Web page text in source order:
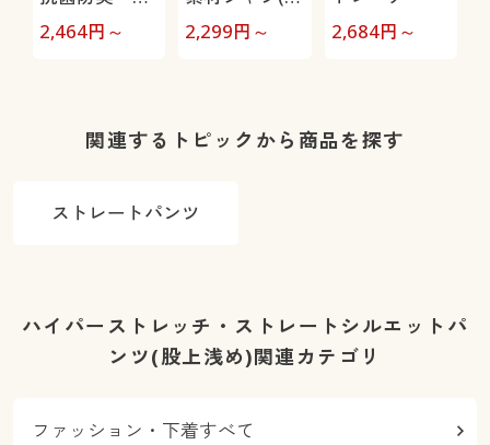
100%スウェ
2,464円～
袖)
2,299円～
2,684円～
関連するトピックから商品を探す
ストレートパンツ
ハイパーストレッチ・ストレートシルエットパ
ンツ(股上浅め)関連カテゴリ
ファッション・下着すべて